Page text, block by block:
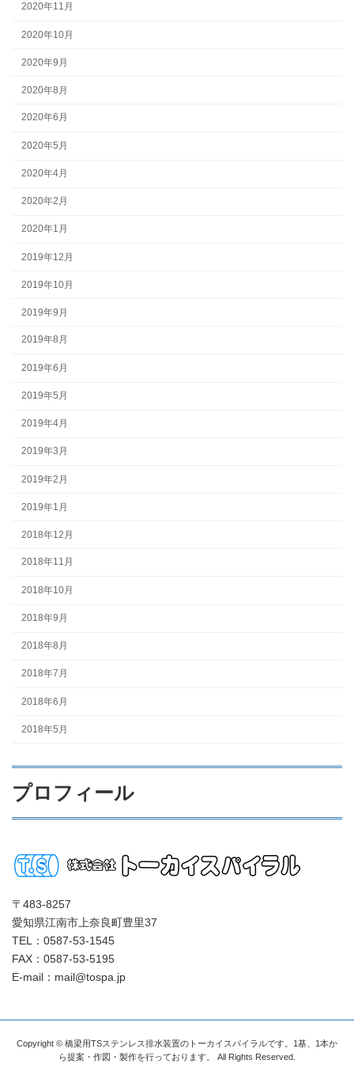
2020年11月
2020年10月
2020年9月
2020年8月
2020年6月
2020年5月
2020年4月
2020年2月
2020年1月
2019年12月
2019年10月
2019年9月
2019年8月
2019年6月
2019年5月
2019年4月
2019年3月
2019年2月
2019年1月
2018年12月
2018年11月
2018年10月
2018年9月
2018年8月
2018年7月
2018年6月
2018年5月
プロフィール
〒483-8257
愛知県江南市上奈良町豊里37
TEL：0587-53-1545
FAX：0587-53-5195
E-mail：mail@tospa.jp
Copyright © 橋梁用TSステンレス排水装置のトーカイスパイラルです。1基、1本か
ら提案・作図・製作を行っております。 All Rights Reserved.